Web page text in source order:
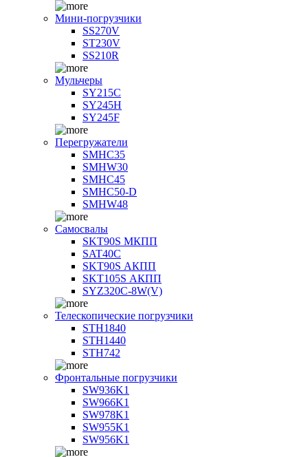
Мини-погрузчики
SS270V
ST230V
SS210R
Мульчеры
SY215C
SY245H
SY245F
Перегружатели
SMHC35
SMHW30
SMHC45
SMHC50-D
SMHW48
Самосвалы
SKT90S МКПП
SAT40C
SKT90S АКПП
SKT105S АКПП
SYZ320C-8W(V)
Телескопические погрузчики
STH1840
STH1440
STH742
Фронтальные погрузчики
SW936K1
SW966K1
SW978K1
SW955K1
SW956K1